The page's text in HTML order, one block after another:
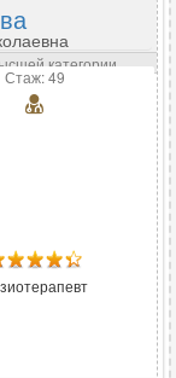
категории
Стаж: 49